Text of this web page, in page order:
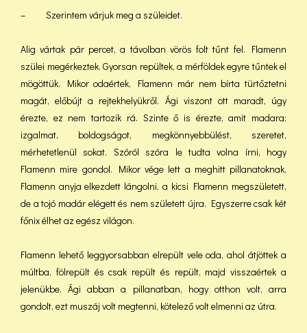
– Szerintem várjuk meg a szüleidet.
Alig vártak pár percet, a távolban vörös folt tűnt fel. Flamenn
szülei megérkeztek. Gyorsan repültek, a mérföldek egyre tűntek el
mögöttük. Mikor odaértek, Flamenn már nem bírta türtőztetni
magát, előbújt a rejtekhelyükről. Ági viszont ott maradt, úgy
érezte, ez nem tartozik rá. Szinte ő is érezte, amit madara:
izgalmat, boldogságot, megkönnyebbülést, szeretet,
mérhetetlenül sokat. Szóról szóra le tudta volna írni, hogy
Flamenn mire gondol. Mikor vége lett a meghitt pillanatoknak,
Flamenn anyja elkezdett lángolni, a kicsi Flamenn megszületett,
de a tojó madár elégett és nem született újra. Egyszerre csak két
főnix élhet az egész világon.
Flamenn lehető leggyorsabban elrepült vele oda, ahol átjöttek a
múltba, fölrepült és csak repült és repült, majd visszaértek a
jelenükbe. Ági abban a pillanatban, hogy otthon volt, arra
gondolt, ezt muszáj volt megtenni, kötelező volt elmenni az útra.